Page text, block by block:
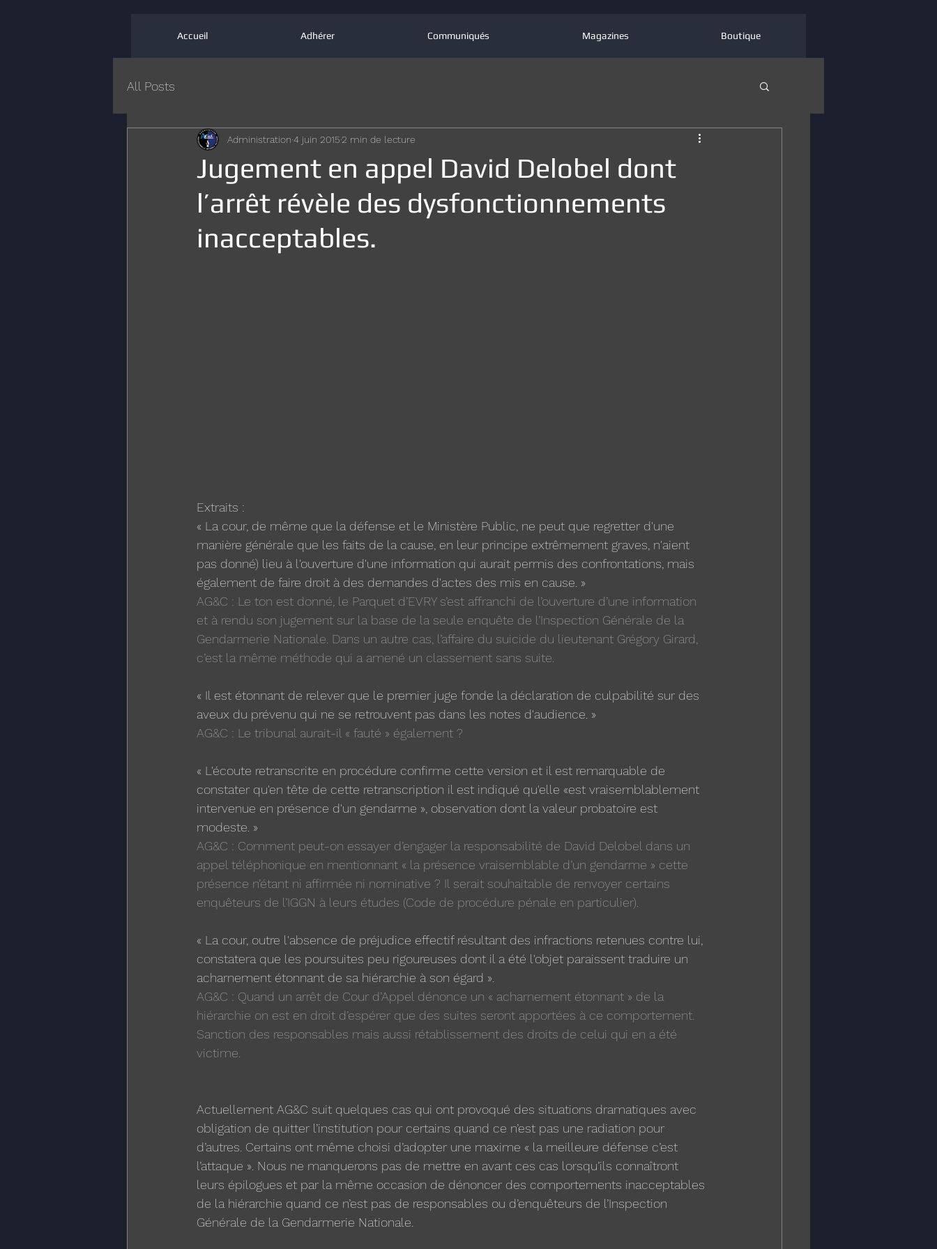
Accueil Adhérer Communiqués Magazines Boutique
All Posts
Jugement en appel David Delobel dont
l’arrêt révèle des dysfonctionnements
inacceptables.
Administration 4 juin 20152 min de lecture
Extraits :
« La cour, de même que la défense et le Ministère Public, ne peut que regretter d'une
manière générale que les faits de la cause, en leur principe extrêmement graves, n'aient
pas donné) lieu à l'ouverture d'une information qui aurait permis des confrontations, mais
également de faire droit à des demandes d'actes des mis en cause. »
AG&C : Le ton est donné, le Parquet d’EVRY s’est affranchi de l’ouverture d’une information
et à rendu son jugement sur la base de la seule enquête de l’Inspection Générale de la
Gendarmerie Nationale. Dans un autre cas, l’affaire du suicide du lieutenant Grégory Girard,
c’est la même méthode qui a amené un classement sans suite.
« Il est étonnant de relever que le premier juge fonde la déclaration de culpabilité sur des
aveux du prévenu qui ne se retrouvent pas dans les notes d'audience. »
AG&C : Le tribunal aurait-il « fauté » également ?
« L'écoute retranscrite en procédure confirme cette version et il est remarquable de
constater qu'en tête de cette retranscription il est indiqué qu'elle «est vraisemblablement
intervenue en présence d'un gendarme », observation dont la valeur probatoire est
modeste. »
AG&C : Comment peut-on essayer d’engager la responsabilité de David Delobel dans un
appel téléphonique en mentionnant « la présence vraisemblable d’un gendarme » cette
présence n’étant ni affirmée ni nominative ? Il serait souhaitable de renvoyer certains
enquêteurs de l’IGGN à leurs études (Code de procédure pénale en particulier).
« La cour, outre l'absence de préjudice effectif résultant des infractions retenues contre lui,
constatera que les poursuites peu rigoureuses dont il a été l'objet paraissent traduire un
acharnement étonnant de sa hiérarchie à son égard ».
AG&C : Quand un arrêt de Cour d’Appel dénonce un « acharnement étonnant » de la
hiérarchie on est en droit d’espérer que des suites seront apportées à ce comportement.
Sanction des responsables mais aussi rétablissement des droits de celui qui en a été
victime.
Actuellement AG&C suit quelques cas qui ont provoqué des situations dramatiques avec
obligation de quitter l’institution pour certains quand ce n’est pas une radiation pour
d’autres. Certains ont même choisi d’adopter une maxime « la meilleure défense c’est
l’attaque ». Nous ne manquerons pas de mettre en avant ces cas lorsqu’ils connaîtront
leurs épilogues et par la même occasion de dénoncer des comportements inacceptables
de la hiérarchie quand ce n’est pas de responsables ou d’enquêteurs de l’Inspection
Générale de la Gendarmerie Nationale.